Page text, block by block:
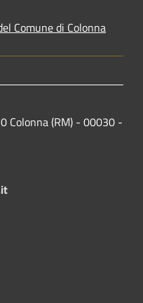
Comune di Colonna
Colonna (RM) - 00030 -